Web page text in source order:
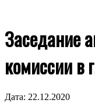
Заседание
комиссии в
Дата: 22.12.2020